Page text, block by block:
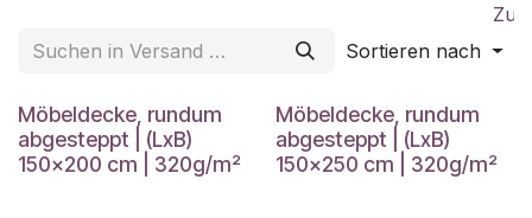
Sortieren nach
Möbeldecke, rundum
abgesteppt | (LxB)
150x200 cm | 320g/m²
Möbeldecke, rundum
abgesteppt | (LxB)
150x250 cm | 320g/m²